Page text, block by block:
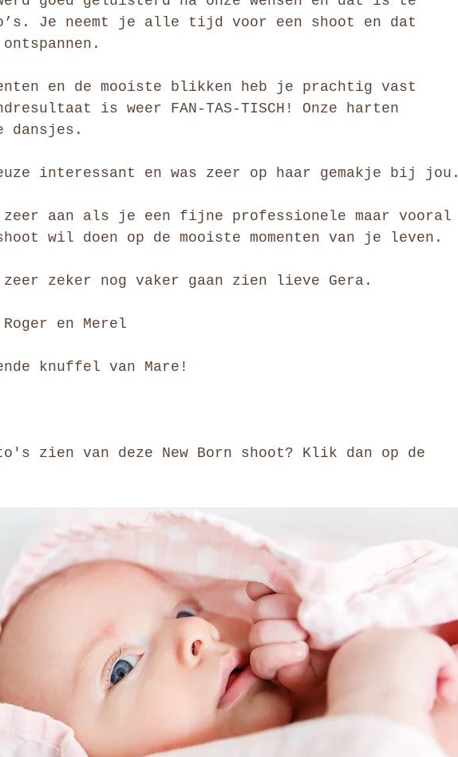
Je neemt je alle tijd voor een shoot en dat
en de mooiste blikken heb je prachtig vast
is weer FAN-TAS-TISCH! Onze harten
dansjes.
interessant en was zeer op haar gemakje bij jou.
zeer aan als je een fijne professionele maar vooral
wil doen op de mooiste momenten van je leven.
zeker nog vaker gaan zien lieve Gera.
en Merel
knuffel van Mare!
zien van deze New Born shoot? Klik dan op de